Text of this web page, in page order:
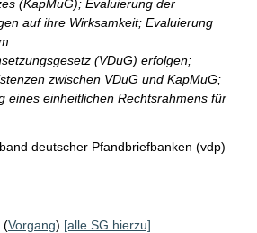
(KapMuG); Evaluierung der
auf ihre Wirksamkeit; Evaluierung
(VDuG) erfolgen;
zwischen VDuG und KapMuG;
eines einheitlichen Rechtsrahmens für
deutscher Pfandbriefbanken (vdp)
(Vorgang) [alle SG hierzu]